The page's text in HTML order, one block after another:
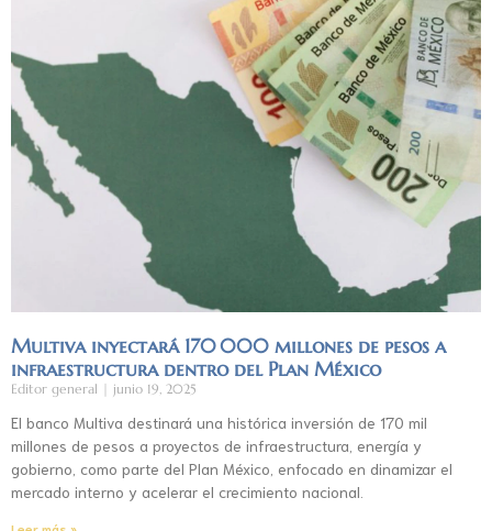
Multiva inyectará 170 000 millones de pesos a
infraestructura dentro del Plan México
Editor general junio 19, 2025
El banco Multiva destinará una histórica inversión de 170 mil
millones de pesos a proyectos de infraestructura, energía y
gobierno, como parte del Plan México, enfocado en dinamizar el
mercado interno y acelerar el crecimiento nacional.